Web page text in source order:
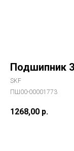
Подшипник
SKF
ПШ00-00001773
1268,00 р.